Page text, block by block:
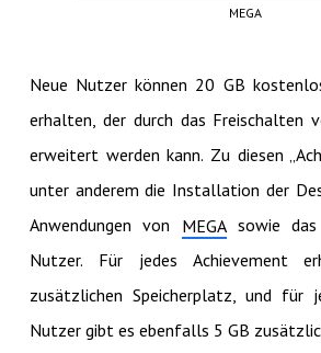
MEGA
Neue Nutzer können 20 GB
erhalten, der durch das Freischalten
erweitert werden kann. Zu diesen
unter anderem die Installation der
Anwendungen von MEGAsowie das
Nutzer. Für jedes Achievement
zusätzlichen Speicherplatz, und für
Nutzer gibt es ebenfalls 5 GB